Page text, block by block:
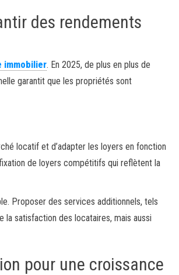
des rendements
immobilier. En 2025, de plus en plus de
garantit que les propriétés sont
locatif et d’adapter les loyers en fonction
de loyers compétitifs qui reflètent la
Proposer des services additionnels, tels
la satisfaction des locataires, mais aussi
pour une croissance